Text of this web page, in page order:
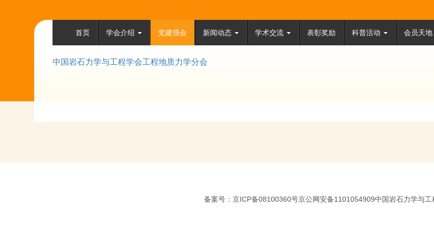
首页 学会介绍 党建强会 新闻动态 学术交流 表彰奖励 科普活动 会员天地
中国岩石力学与工程学会工程地质力学分会
备案号：京ICP备08100360号京公网安备1101054909中国岩石力学与工